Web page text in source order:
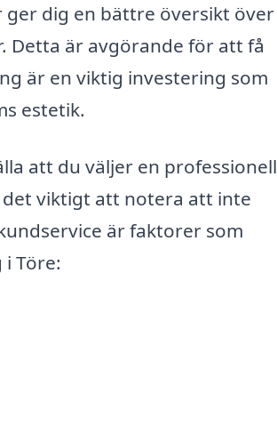
dig en bättre översikt över
Detta är avgörande för att få
är en viktig investering som
estetik.
att du väljer en professionell
viktigt att notera att inte
är faktorer som
Töre: